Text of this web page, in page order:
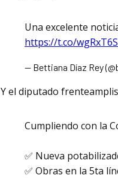
Una excelente
https://t.co/
— Bettiana Díaz Rey
Y el diputado
Cumpliendo con la
✅ Nueva
✅ Obras en la 5ta